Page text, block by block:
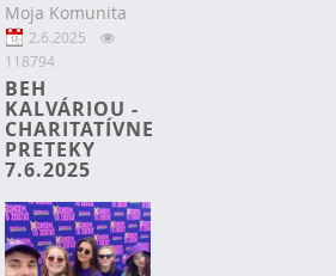
Moja Komunita
2.6.2025
118794
BEH
KALVÁRIOU -
CHARITATÍVNE
PRETEKY
7.6.2025